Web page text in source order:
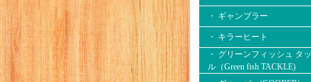
・ ギャンブラー
・ キラーヒート
・ グリーンフィッシュ タ
ル（Green fish TACKLE)